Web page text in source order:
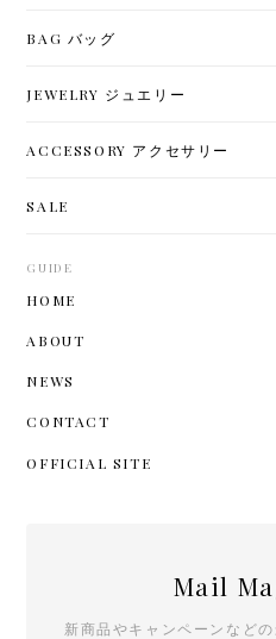
BAG バッグ
JEWELRY ジュエリー
ACCESSORY アクセサリー
SALE
GUIDE
HOME
ABOUT
NEWS
CONTACT
OFFICIAL SITE
Mail
新商品やキャンペーンなど